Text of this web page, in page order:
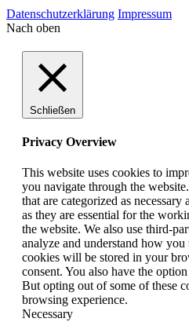
Datenschutzerklärung Impressum
Nach oben
Schließen
Privacy Overview
This website uses cookies to
you navigate through the
that are categorized as
as they are essential for the
the website. We also use third-
analyze and understand how you
cookies will be stored in your
consent. You also have the
But opting out of some of these
browsing experience.
Necessary